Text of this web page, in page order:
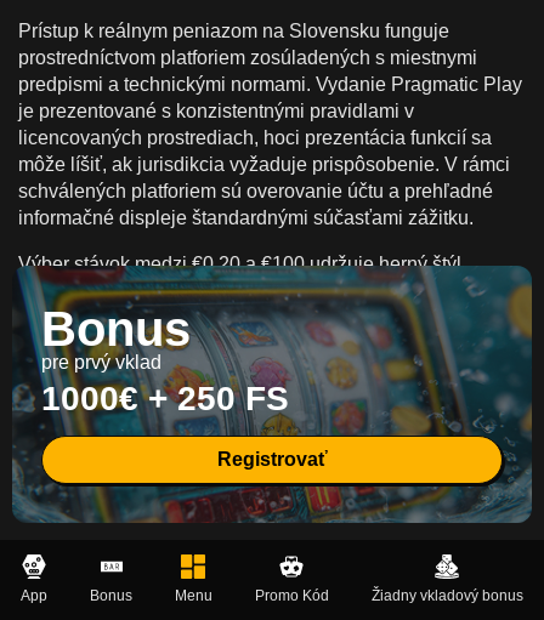
Prístup k reálnym peniazom na Slovensku funguje
prostredníctvom platforiem zosúladených s miestnymi
predpismi a technickými normami. Vydanie Pragmatic Play
je prezentované s konzistentnými pravidlami v
licencovaných prostrediach, hoci prezentácia funkcií sa
môže líšiť, ak jurisdikcia vyžaduje prispôsobenie. V rámci
schválených platforiem sú overovanie účtu a prehľadné
informačné displeje štandardnými súčasťami zážitku.
Výber stávok medzi €0,20 a €100 udržuje herný štýl
prispôsobiteľný rôznym stratégiám bankrollu. Vďaka 10
pevným linkám je pokrytie liniek jednoduché, zatiaľ čo
dĺžka relácie môže byť formovaná stabilným stávkovaním a
jasným rozpočtovým plánom. Big Bass Splash zachováva
ostrú sadu pravidiel a hierarchiu viditeľných symbolov,
takže aj v segmentoch s vyššou intenzitou zostáva
hodnotenie transparentné.
Bonus
pre prvý vklad
1000€ + 250 FS
Registrovať
App Bonus Menu Promo Kód Žiadny vkladový bonus